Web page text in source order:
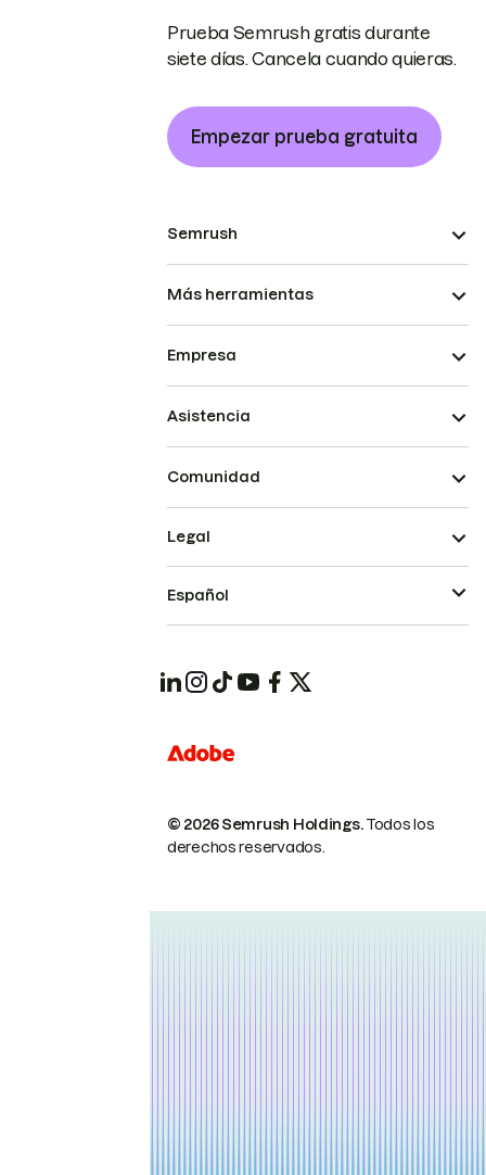
Prueba Semrush gratis durante
siete días. Cancela cuando quieras.
Empezar prueba gratuita
Semrush
Más herramientas
Empresa
Asistencia
Comunidad
© 2026 Semrush Holdings.Todos los
derechos reservados.
Legal
Español